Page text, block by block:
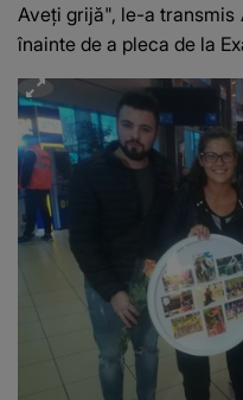
Aveți grijă", le-a transmis
înainte de a pleca de la